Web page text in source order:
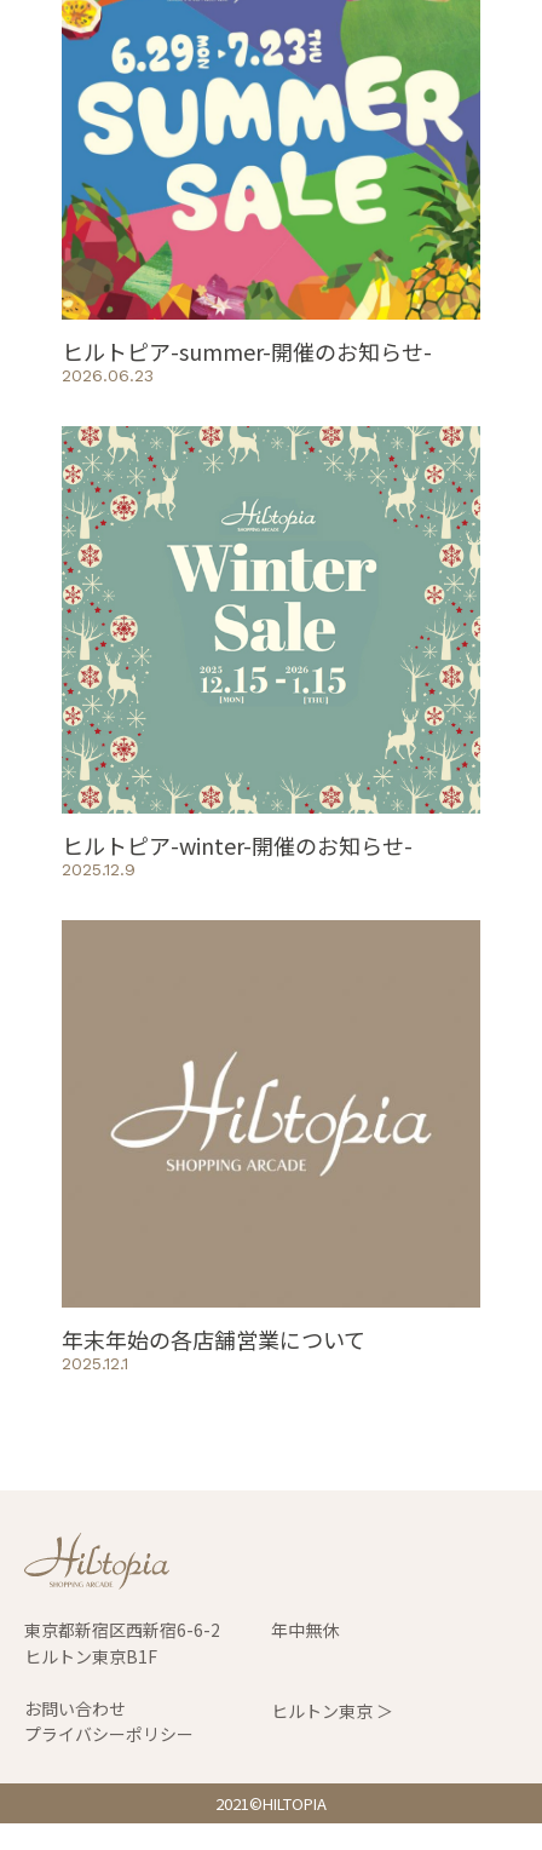
ヒルトピア-summer-開催のお知らせ-
2026.06.23
ヒルトピア-winter-開催のお知らせ-
2025.12.9
年末年始の各店舗営業について
2025.12.1
東京都新宿区西新宿6-6-2
ヒルトン東京B1F
年中無休
お問い合わせ
プライバシーポリシー
ヒルトン東京 ＞
2021©HILTOPIA